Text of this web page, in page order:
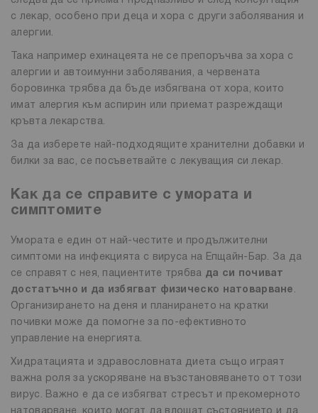
с лекар, особено при деца и хора с други заболявания и
алергии.
Така например ехинацеята не се препоръчва за хора с
алергии и автоимунни заболявания, а червената
боровинка трябва да бъде избягвана от хора, които
имат алергия към аспирин или приемат разреждащи
кръвта лекарства.
За да изберете най-подходящите хранителни добавки и
билки за вас, се посъветвайте с лекуващия си лекар.
Как да се справите с умората и
симптомите
Умората е един от най-честите и продължителни
симптоми на инфекцията с вируса на Епщайн-Бар. За да
се справят с нея, пациентите трябва да си почиват
достатъчно и да избягват физическо натоварване .
Организирането на деня и планирането на кратки
почивки може да помогне за по-ефективното
управление на енергията.
Хидратацията и здравословната диета също играят
важна роля за ускоряване на възстановяването от този
вирус. Важно е да се избягват стресът и прекомерното